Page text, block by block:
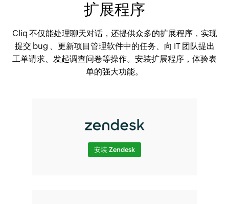
扩展程序
Cliq 不仅能处理聊天对话，还提供众多的扩展程序，实现
提交 bug 、更新项目管理软件中的任务、向 IT 团队提出
工单请求、发起调查问卷等操作。安装扩展程序，体验表
单的强大功能。
安装 Zendesk